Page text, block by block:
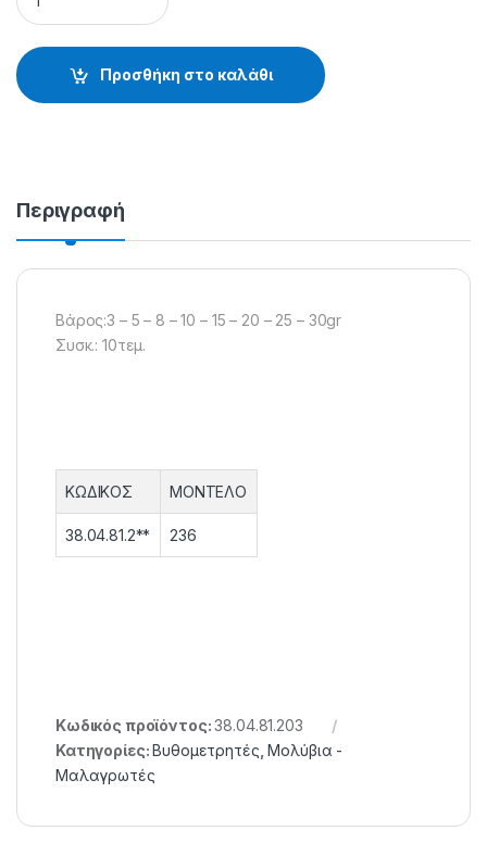
Προσθήκη στο καλάθι
Περιγραφή
Βάρος:3 – 5 – 8 – 10 – 15 – 20 – 25 – 30gr
Συσκ.: 10τεμ.
ΚΩΔΙΚΟΣ ΜΟΝΤΕΛΟ
38.04.81.2** 236
Κωδικός προϊόντος:38.04.81.203
Κατηγορίες:Βυθομετρητές ,Μολύβια -
Μαλαγρωτές